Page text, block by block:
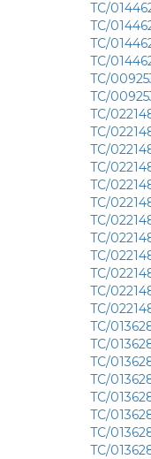
TC/
TC/
TC/
TC/
TC/
TC/
TC/
TC/
TC/
TC/
TC/
TC/
TC/
TC/
TC/
TC/
TC/
TC/
TC/
TC/
TC/
TC/
TC/
TC/
TC/
TC/